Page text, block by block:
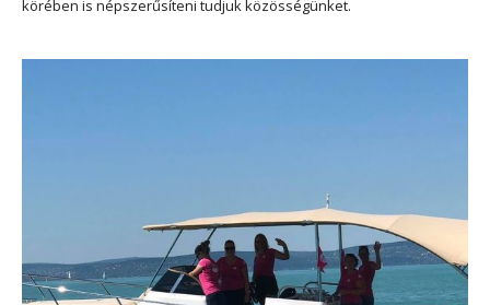
körében is népszerűsíteni tudjuk közösségünket.